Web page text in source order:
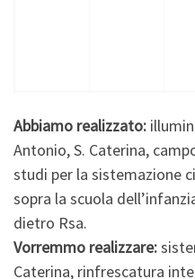
Abbiamo realizzato:
Antonio, S. Caterina,
studi per la sistemazione
sopra la scuola
dietro Rsa.
Vorremmo realizzare:
Caterina, rinfrescatura